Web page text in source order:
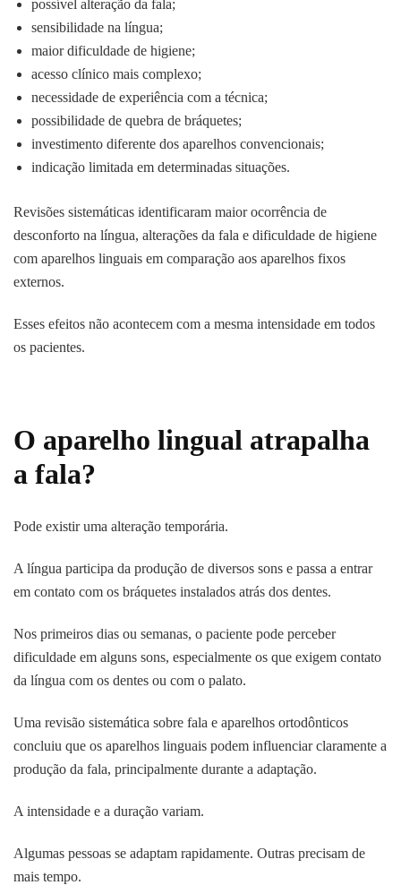
possível alteração da fala;
sensibilidade na língua;
maior dificuldade de higiene;
acesso clínico mais complexo;
necessidade de experiência com a técnica;
possibilidade de quebra de bráquetes;
investimento diferente dos aparelhos convencionais;
indicação limitada em determinadas situações.
Revisões sistemáticas identificaram maior ocorrência de
desconforto na língua, alterações da fala e dificuldade de higiene
com aparelhos linguais em comparação aos aparelhos fixos
externos.
Esses efeitos não acontecem com a mesma intensidade em todos
os pacientes.
O aparelho lingual atrapalha
a fala?
Pode existir uma alteração temporária.
A língua participa da produção de diversos sons e passa a entrar
em contato com os bráquetes instalados atrás dos dentes.
Nos primeiros dias ou semanas, o paciente pode perceber
dificuldade em alguns sons, especialmente os que exigem contato
da língua com os dentes ou com o palato.
Uma revisão sistemática sobre fala e aparelhos ortodônticos
concluiu que os aparelhos linguais podem influenciar claramente a
produção da fala, principalmente durante a adaptação.
A intensidade e a duração variam.
Algumas pessoas se adaptam rapidamente. Outras precisam de
mais tempo.